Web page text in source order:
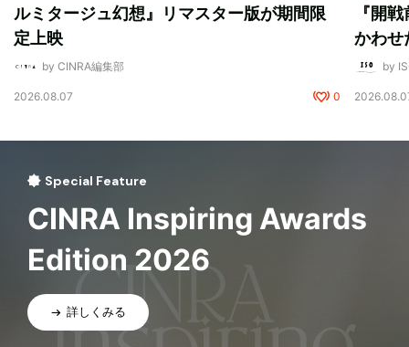
ルミタージュ幻想』リマスター版が期間限
定上映
by CINRA編集部
2026.08.07 0
『開
かわせ
by
Special Feature
CINRA Inspiring Awards
Edition 2026
詳しくみる